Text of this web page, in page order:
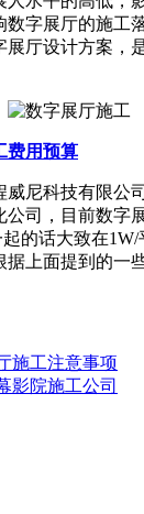
数字展厅的施工
展厅设计方案，
费用预算
尼科技有限公
公司，目前数字
的话大致在
据上面提到的一
施工注意事项
影院施工公司